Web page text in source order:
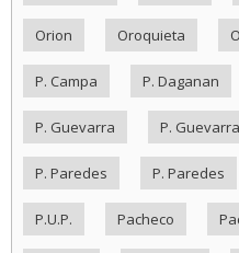
Orion Oroquieta
P. Campa P. Daganan
P. Guevarra P. Guevarra
P. Paredes P. Paredes
P.U.P. Pacheco